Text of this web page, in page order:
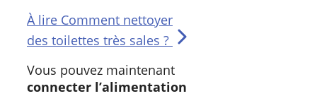
À lire Comment nettoyer
des toilettes très sales ?
Vous pouvez maintenant
connecter l’alimentation